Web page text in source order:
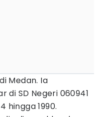
Medan. Ia
di SD Negeri 060941
hingga 1990.